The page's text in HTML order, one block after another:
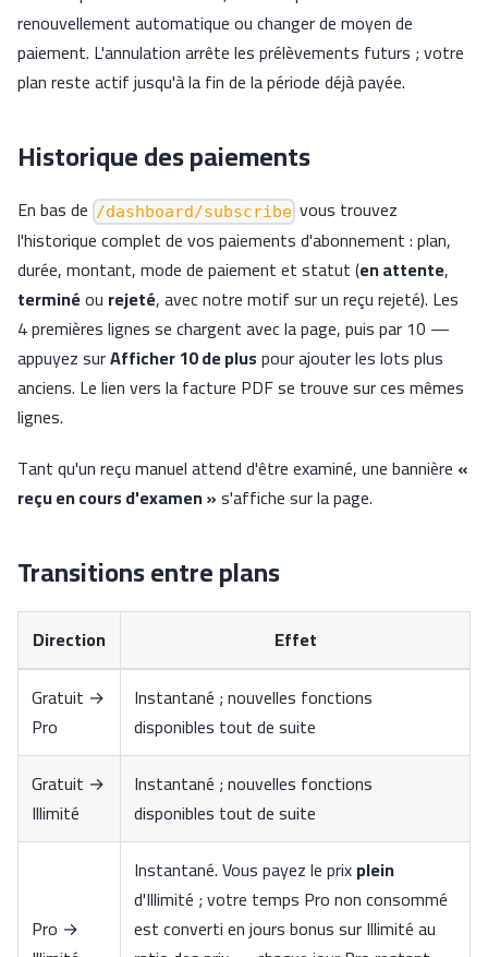
renouvellement automatique ou changer de moyen de
paiement. L'annulation arrête les prélèvements futurs ; votre
plan reste actif jusqu'à la fin de la période déjà payée.
Historique des paiements
En bas de /dashboard/subscribe vous trouvez
l'historique complet de vos paiements d'abonnement : plan,
durée, montant, mode de paiement et statut (en attente,
terminéou rejeté, avec notre motif sur un reçu rejeté). Les
4 premières lignes se chargent avec la page, puis par 10 —
appuyez surAfficher 10 de pluspour ajouter les lots plus
anciens. Le lien vers la facture PDF se trouve sur ces mêmes
lignes.
Tant qu'un reçu manuel attend d'être examiné, une bannière «
reçu en cours d'examen »s'affiche sur la page.
Transitions entre plans
Direction
Effet
Gratuit →
Pro
Instantané ; nouvelles fonctions
disponibles tout de suite
Gratuit →
Illimité
Instantané ; nouvelles fonctions
disponibles tout de suite
Pro →
Instantané. Vous payez le prixplein
d'Illimité ; votre temps Pro non consommé
est converti en jours bonus sur Illimité au